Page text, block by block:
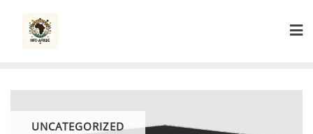
content
UNCATEGORIZED